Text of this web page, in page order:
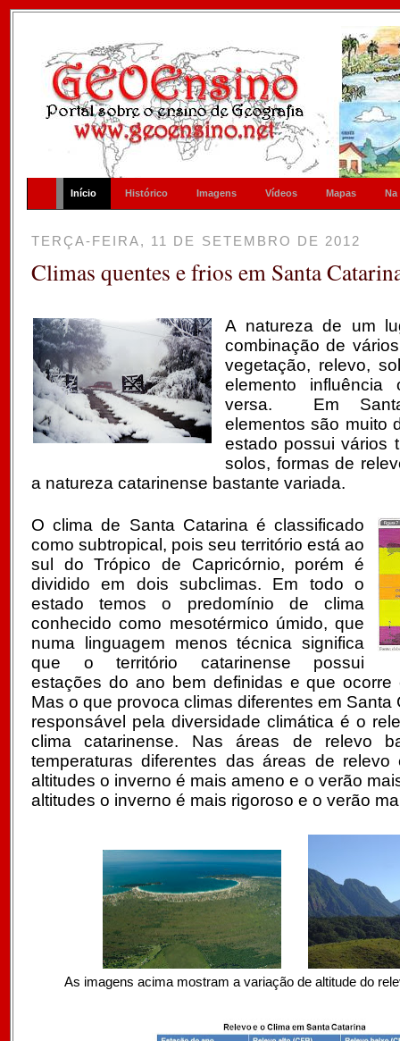
Início Histórico Imagens Vídeos Mapas Na
TERÇA-FEIRA, 11 DE SETEMBRO DE 2012
Climas quentes e frios em Santa
A natureza de um
combinação de
vegetação, relevo,
elemento
versa. Em
elementos são muito
estado possui vários
solos, formas de
a natureza catarinense bastante variada.
O clima de Santa Catarina é classificado
como subtropical, pois seu território está ao
sul do Trópico de Capricórnio, porém é
dividido em dois subclimas. Em todo o
estado temos o predomínio de clima
conhecido como mesotérmico úmido, que
numa linguagem menos técnica significa
que o território catarinense possui
estações do ano bem definidas e que ocorre
Mas o que provoca climas diferentes em Santa
responsável pela diversidade climática é o
clima catarinense. Nas áreas de relevo
temperaturas diferentes das áreas de relevo
altitudes o inverno é mais ameno e o verão
altitudes o inverno é mais rigoroso e o verão
As imagens acima mostram a variação de altitude do